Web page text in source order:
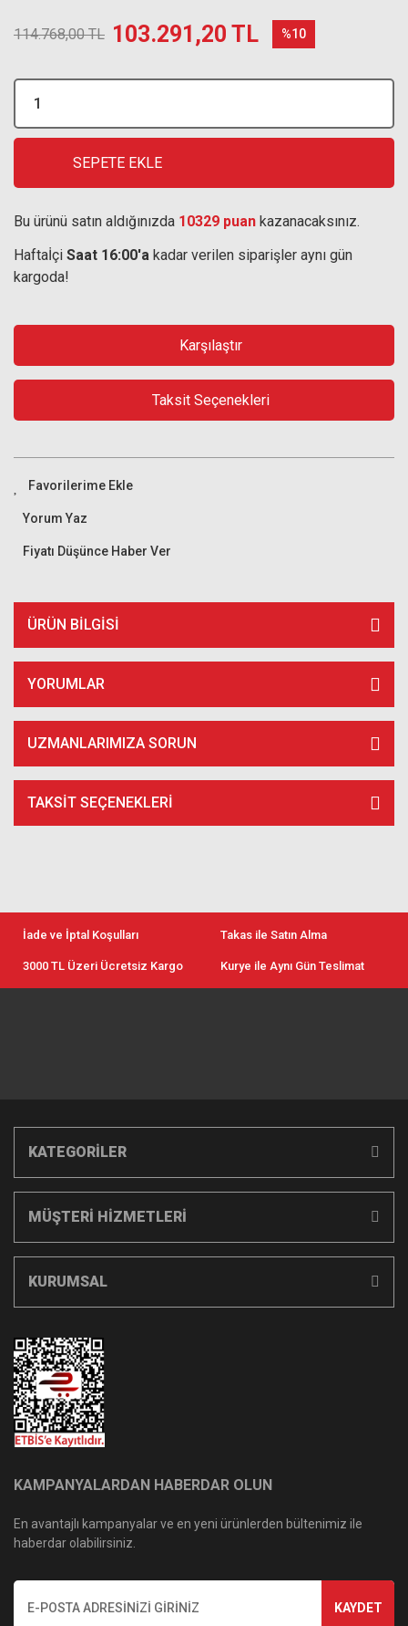
114.768,00 TL 103.291,20 TL %10
SEPETE EKLE
Bu ürünü satın aldığınızda 10329 puan kazanacaksınız.
Haftaİçi Saat 16:00'a kadar verilen siparişler aynı gün
kargoda!
Karşılaştır
Taksit Seçenekleri
Yorum Yaz
Fiyatı Düşünce Haber Ver
ÜRÜN BILGISI
YORUMLAR
UZMANLARIMIZA SORUN
TAKSIT SEÇENEKLERI
İade ve İptal Koşulları Takas ile Satın Alma
3000 TL Üzeri Ücretsiz Kargo Kurye ile Aynı Gün Teslimat
KATEGORİLER
MÜŞTERİ HİZMETLERİ
KURUMSAL
KAMPANYALARDAN HABERDAR OLUN
En avantajlı kampanyalar ve en yeni ürünlerden bültenimiz ile
haberdar olabilirsiniz.
KAYDET